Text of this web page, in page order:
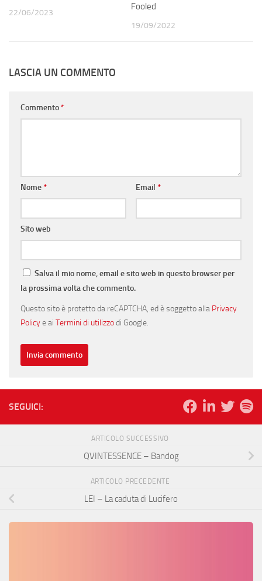
22/06/2023
Fooled
19/09/2022
LASCIA UN COMMENTO
Commento*
Nome* Email *
Sito web
Salva il mio nome, email e sito web in questo browser per
la prossima volta che commento.
Questo sito è protetto da reCAPTCHA, ed è soggetto alla Privacy
Policye ai Termini di utilizzodi Google.
SEGUICI:
ARTICOLO SUCCESSIVO
QVINTESSENCE – Bandog
ARTICOLO PRECEDENTE
LEI – La caduta di Lucifero